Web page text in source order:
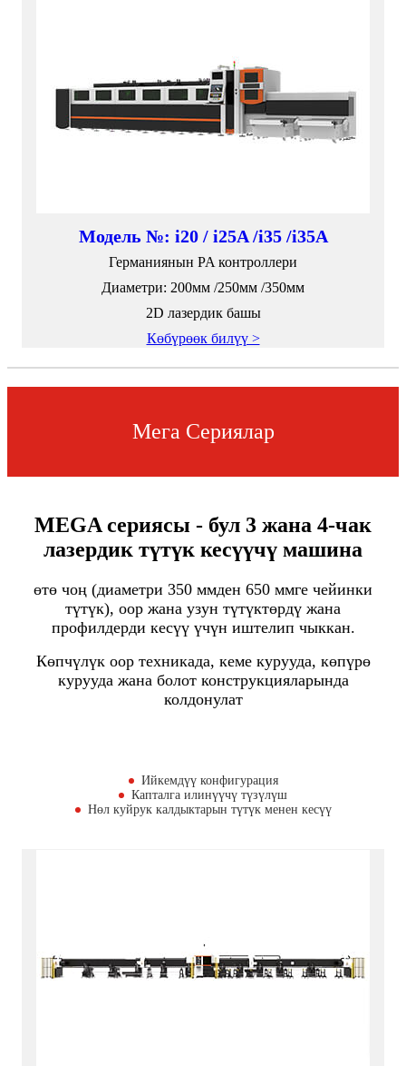
Модель №: i20 / i25A /i35 /i35A
Германиянын PA контроллери
Диаметри: 200мм /250мм /350мм
2D лазердик башы
Көбүрөөк билүү >
Мега Сериялар
MEGA сериясы - бул 3 жана 4-чак
лазердик түтүк кесүүчү машина
өтө чоң (диаметри 350 ммден 650 ммге чейинки
түтүк), оор жана узун түтүктөрдү жана
профилдерди кесүү үчүн иштелип чыккан.
Көпчүлүк оор техникада, кеме курууда, көпүрө
курууда жана болот конструкцияларында
колдонулат
Ийкемдүү конфигурация
Капталга илинүүчү түзүлүш
Нөл куйрук калдыктарын түтүк менен кесүү